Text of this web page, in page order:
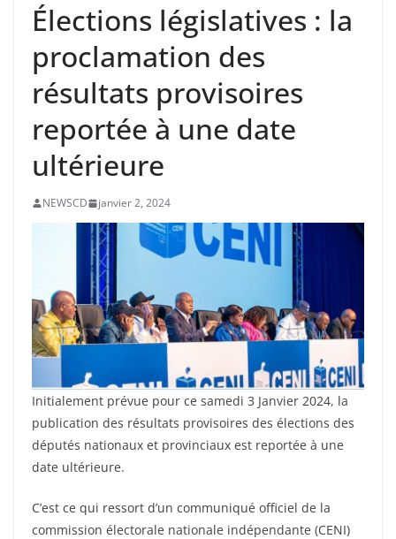
Élections législatives : la
proclamation des
résultats provisoires
reportée à une date
ultérieure
NEWSCD janvier 2, 2024
Initialement prévue pour ce samedi 3 Janvier 2024, la
publication des résultats provisoires des élections des
députés nationaux et provinciaux est reportée à une
date ultérieure.
C’est ce qui ressort d’un communiqué officiel de la
commission électorale nationale indépendante (CENI)